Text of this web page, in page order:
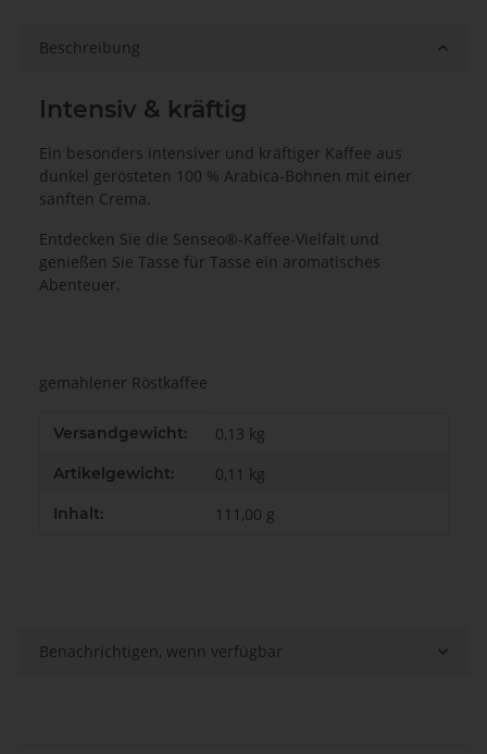
Beschreibung
Intensiv & kräftig
Ein besonders intensiver und kräftiger Kaffee aus
dunkel gerösteten 100 % Arabica-Bohnen mit einer
sanften Crema.
Entdecken Sie die Senseo®-Kaffee-Vielfalt und
genießen Sie Tasse für Tasse ein aromatisches
Abenteuer.
gemahlener Röstkaffee
Produkteigenschaft
Wert
Versandgewicht: 0,13 kg
Artikelgewicht: 0,11 kg
Inhalt: 111,00 g
Benachrichtigen, wenn verfügbar